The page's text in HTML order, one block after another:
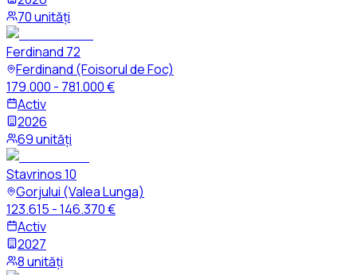
70 unități
Ferdinand 72
Ferdinand (Foisorul de Foc)
179.000 - 781.000 €
Activ
2026
69 unități
Stavrinos 10
Gorjului (Valea Lunga)
123.615 - 146.370 €
Activ
2027
8 unități